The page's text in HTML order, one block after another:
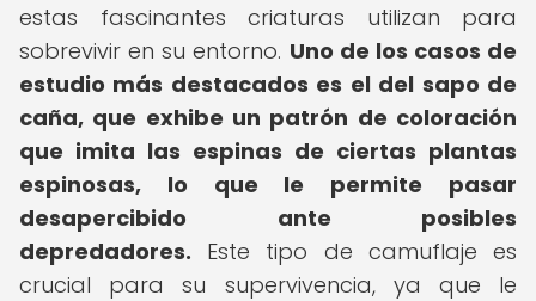
estas fascinantes criaturas utilizan para
sobrevivir en su entorno. Uno de los casos de
estudio más destacados es el del sapo de
caña, que exhibe un patrón de coloración
que imita las espinas de ciertas plantas
espinosas, lo que le permite pasar
desapercibido ante posibles
depredadores. Este tipo de camuflaje es
crucial para su supervivencia, ya que le